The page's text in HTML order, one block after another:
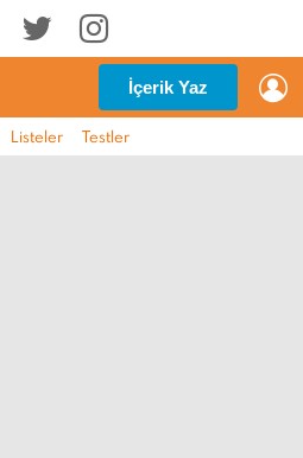
İçerik Yaz
Listeler Testler